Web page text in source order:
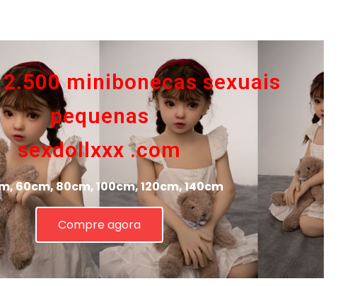
minibonecas sexuais
pequenas
sexdollxxx .com
60cm, 80cm, 100cm, 120cm, 140cm
Compre agora